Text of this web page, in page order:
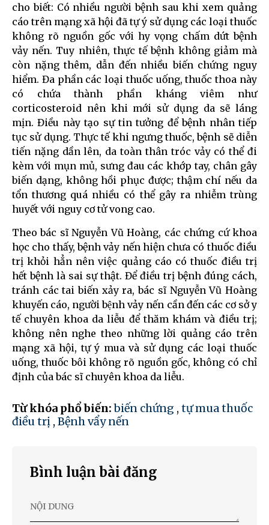
cho biết: Có nhiều người bệnh sau khi xem quảng
cáo trên mạng xã hội đã tự ý sử dụng các loại thuốc
không rõ nguồn gốc với hy vọng chấm dứt bệnh
vảy nến. Tuy nhiên, thực tế bệnh không giảm mà
còn nặng thêm, dẫn đến nhiều biến chứng nguy
hiểm. Đa phần các loại thuốc uống, thuốc thoa này
có chứa thành phần kháng viêm như
corticosteroid nên khi mới sử dụng da sẽ láng
mịn. Điều này tạo sự tin tưởng để bệnh nhân tiếp
tục sử dụng. Thực tế khi ngưng thuốc, bệnh sẽ diễn
tiến nặng dần lên, da toàn thân tróc vảy có thể đi
kèm với mụn mủ, sưng đau các khớp tay, chân gây
biến dạng, không hồi phục được; thậm chí nếu da
tổn thương quá nhiều có thể gây ra nhiễm trùng
huyết với nguy cơ tử vong cao.
Theo bác sĩ Nguyễn Vũ Hoàng, các chứng cứ khoa
học cho thấy, bệnh vảy nến hiện chưa có thuốc điều
trị khỏi hẳn nên việc quảng cáo có thuốc điều trị
hết bệnh là sai sự thật. Để điều trị bệnh đúng cách,
tránh các tai biến xảy ra, bác sĩ Nguyễn Vũ Hoàng
khuyến cáo, người bệnh vảy nến cần đến các cơ sở y
tế chuyên khoa da liễu để thăm khám và điều trị;
không nên nghe theo những lời quảng cáo trên
mạng xã hội, tự ý mua và sử dụng các loại thuốc
uống, thuốc bôi không rõ nguồn gốc, không có chỉ
định của bác sĩ chuyên khoa da liễu.
Từ khóa phổ biến:biến chứng , tự mua thuốc
điều trị , Bệnh vẩy nến
Bình luận bài đăng